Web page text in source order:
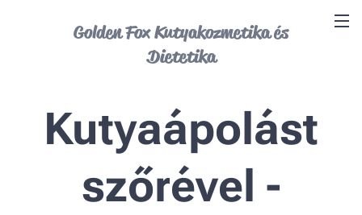
Golden Fox Kutyakozmetika és
Dietetika
Kutyaápolást
szőrével -